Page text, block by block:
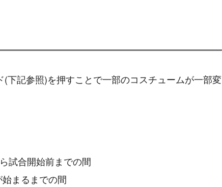
下記参照)を押すことで一部のコスチュームが一部変
試合開始前までの間
まるまでの間